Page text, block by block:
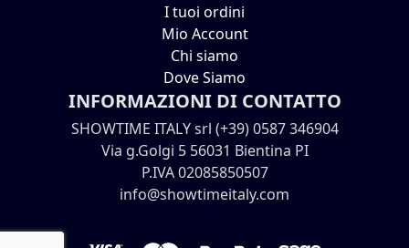
I tuoi ordini
Mio Account
Chi siamo
Dove Siamo
INFORMAZIONI DI CONTATTO
SHOWTIME ITALY srl (+39) 0587 346904
Via g.Golgi 5 56031 Bientina PI
P.IVA 02085850507
info@showtimeitaly.com